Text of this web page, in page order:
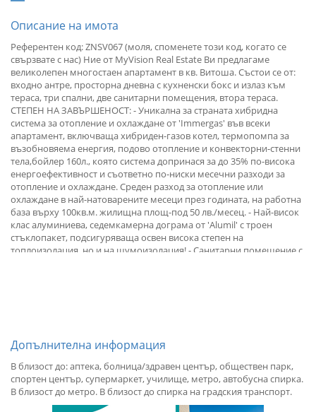
Описание на имота
Референтен код: ZNSV067 (моля, споменете този код, когато се
свързвате с нас) Ние от MyVision Real Estate Ви предлагаме
великолепен многостаен апартамент в кв. Витоша. Състои се от:
входно антре, просторна дневна с кухненски бокс и излаз към
тераса, три спални, две санитарни помещения, втора тераса.
СТЕПЕН НА ЗАВЪРШЕНОСТ: - Уникална за страната хибридна
система за отопление и охлаждане от 'Immergas' във всеки
апартамент, включваща хибриден-газов котел, термопомпа за
възобновяема енергия, подово отопление и конвекторни-стенни
тела,бойлер 160л., която система допринася за до 35% по-висока
енергоефективност и съответно по-ниски месечни разходи за
отопление и охлаждане. Среден разход за отопление или
охлаждане в най-натоварените месеци през годината, на работна
база върху 100кв.м. жилищна площ-под 50 лв./месец. - Най-висок
клас алуминиева, седемкамерна дограма от 'Alumil' с троен
стъклопакет, подсигуряваща освен висока степен на
топлоизолация, но и на шумоизолация! - Санитарни помещение с
която се самопочиства и поддържа с минимални разходи през
дълги интервали от време. Външна топло и шумо изолация от
каменна вата с дебелина от 10 см., подсигуряваща цялостна
изолация от външната среда. Тухлени зидове, изградени от
керамични блокове на 'Wienerberger' с най-висок коефицент на
звукоизолация, пожарозащита, здравина, микроклимат, ниска
Допълнителна информация
В близост до: аптека, болница/здравен център, обществен парк,
спортен център, супермаркет, училище, метро, автобусна спирка.
В близост до метро. В близост до спирка на градския транспорт.